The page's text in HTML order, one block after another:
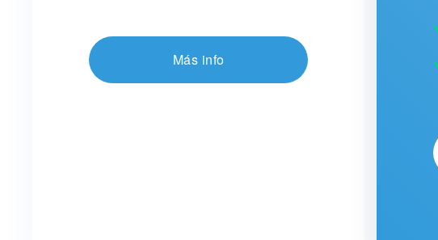
Más info